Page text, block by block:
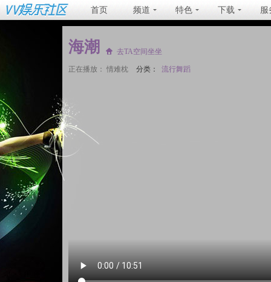
首页 频道 特色 下载 服
海潮 去TA空间坐坐
正在播放： 情难枕 分类： 流行舞蹈